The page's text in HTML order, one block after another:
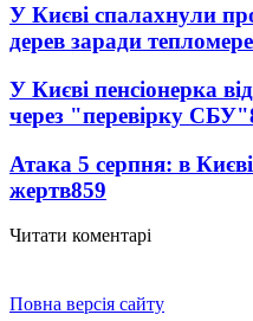
У Києві спалахнули
дерев заради
У Києві пенсіонерка
через "перевірку СБУ"
Атака 5 серпня: в
жертв859
Читати коментарі
Повна версія сайту